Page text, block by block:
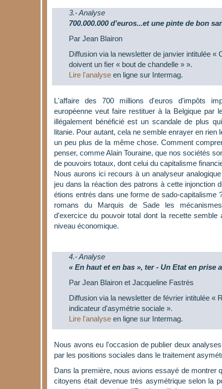
3.- Analyse
700.000.000 d'euros...et une pinte de bon
Par Jean Blairon
Diffusion via la newsletter de janvier intitulée «
doivent un fier « bout de chandelle » ».
Lire l'analyse en ligne sur Intermag.
L'affaire des 700 millions d'euros d'impôts
européenne veut faire restituer à la Belgique par
illégalement bénéficié est un scandale de plus
litanie. Pour autant, cela ne semble enrayer en rien
un peu plus de la même chose. Comment
penser, comme Alain Touraine, que nos sociétés
de pouvoirs totaux, dont celui du capitalisme
Nous aurons ici recours à un analyseur
jeu dans la réaction des patrons à cette injonction
étions entrés dans une forme de sado-capitalisme
romans du Marquis de Sade les
d'exercice du pouvoir total dont la recette semble
niveau économique.
4.- Analyse
« En haut et en bas », ter - Un Etat en prise
Par Jean Blairon et Jacqueline Fastrès
Diffusion via la newsletter de février intitulée «
indicateur d'asymétrie sociale ».
Lire l'analyse en ligne sur Intermag.
Nous avons eu l'occasion de publier deux
par les positions sociales dans le traitement
Dans la première, nous avions essayé de montrer
citoyens était devenue très asymétrique selon la